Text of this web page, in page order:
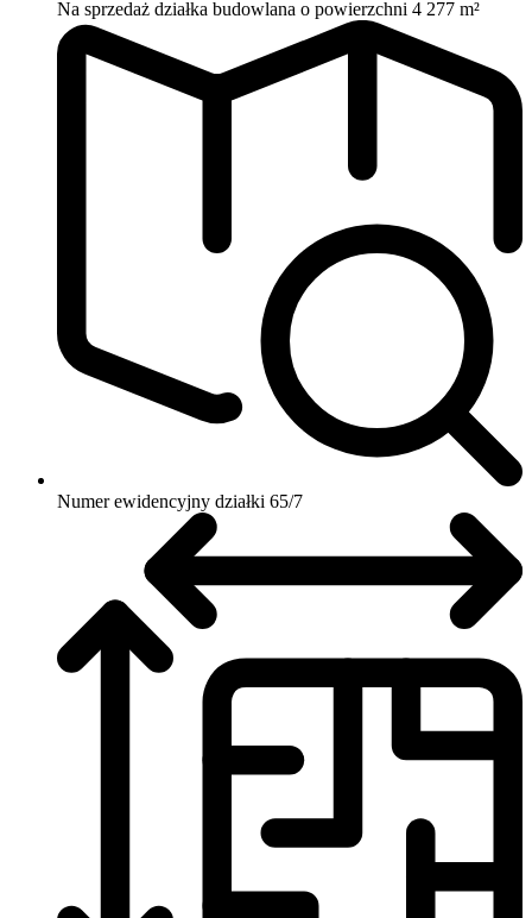
Na sprzedaż działka budowlana o powierzchni 4 277 m²
Numer ewidencyjny działki 65/7